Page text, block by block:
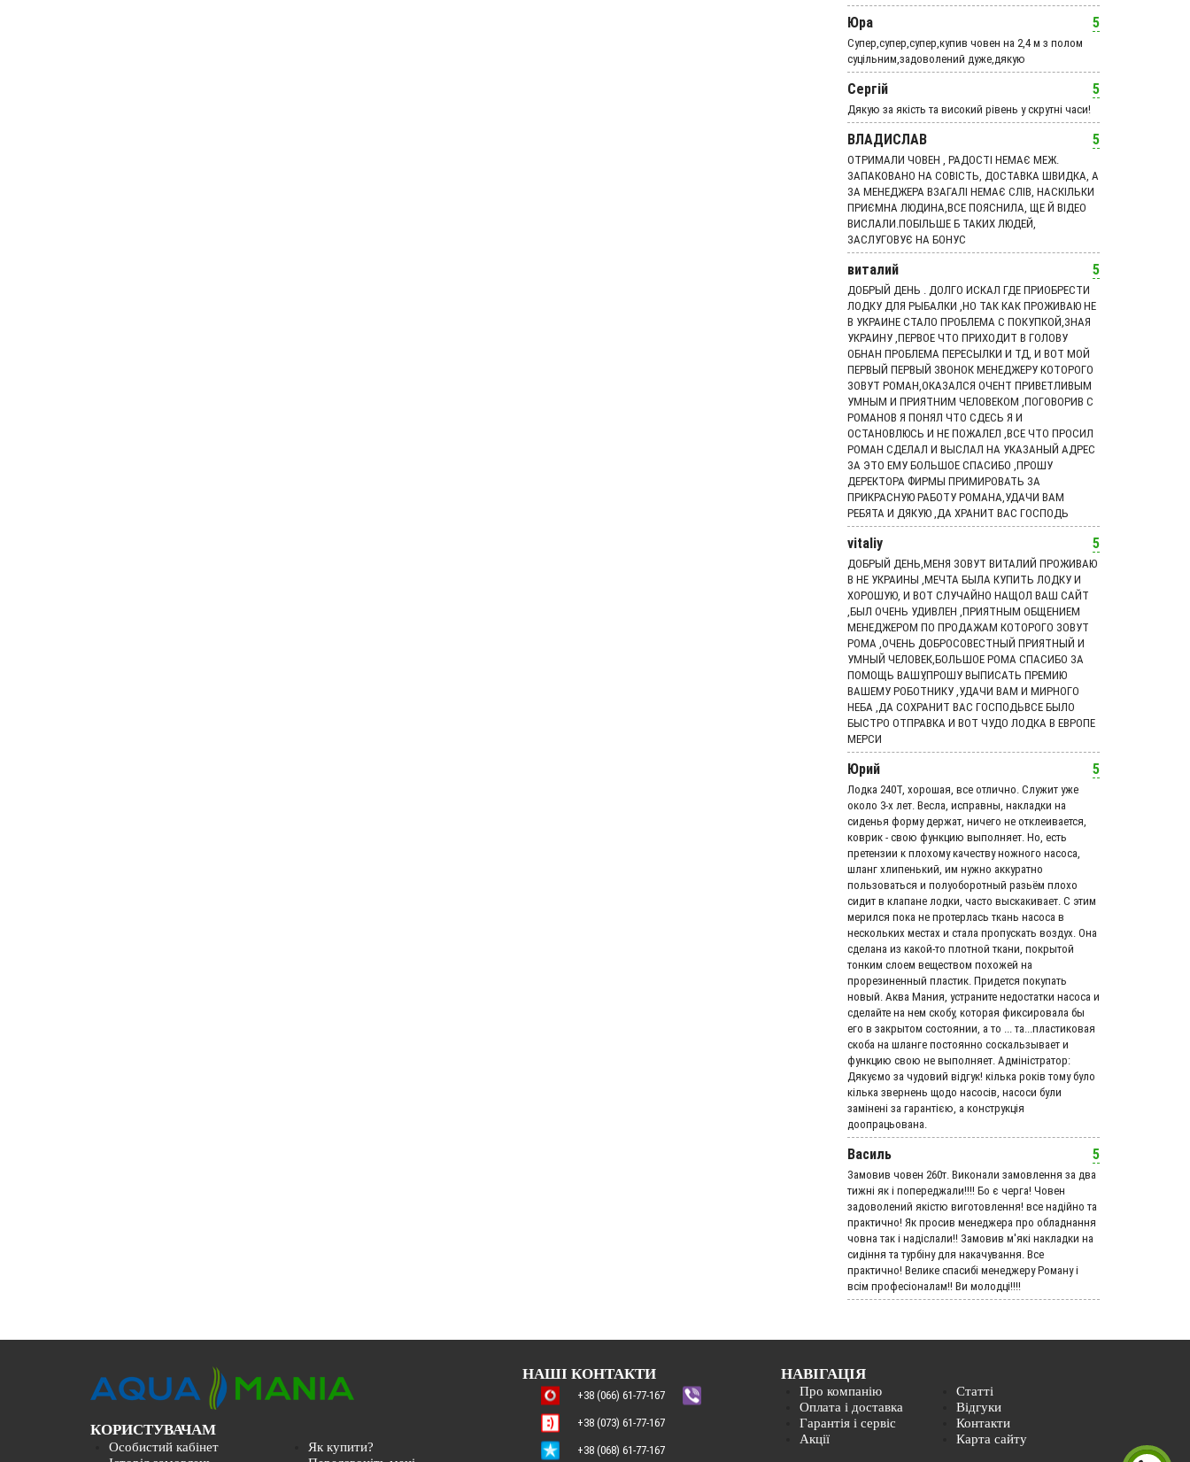
Юра 5
Супер,супер,супер,купив човен на 2,4 м з полом
суцільним,задоволений дуже,дякую
Сергій 5
Дякую за якість та високий рівень у скрутні часи!
ВЛАДИСЛАВ 5
ОТРИМАЛИ ЧОВЕН , РАДОСТІ НЕМАЄ МЕЖ.
ЗАПАКОВАНО НА СОВІСТЬ, ДОСТАВКА ШВИДКА, А
ЗА МЕНЕДЖЕРА ВЗАГАЛІ НЕМАЄ СЛІВ, НАСКІЛЬКИ
ПРИЄМНА ЛЮДИНА,ВСЕ ПОЯСНИЛА, ЩЕ Й ВІДЕО
ВИСЛАЛИ.ПОБІЛЬШЕ Б ТАКИХ ЛЮДЕЙ,
ЗАСЛУГОВУЄ НА БОНУС
виталий 5
ДОБРЫЙ ДЕНЬ . ДОЛГО ИСКАЛ ГДЕ ПРИОБРЕСТИ
ЛОДКУ ДЛЯ РЫБАЛКИ ,НО ТАК КАК ПРОЖИВАЮ НЕ
В УКРАИНЕ СТАЛО ПРОБЛЕМА С ПОКУПКОЙ,ЗНАЯ
УКРАИНУ ,ПЕРВОЕ ЧТО ПРИХОДИТ В ГОЛОВУ
ОБНАН ПРОБЛЕМА ПЕРЕСЫЛКИ И ТД, И ВОТ МОЙ
ПЕРВЫЙ ПЕРВЫЙ ЗВОНОК МЕНЕДЖЕРУ КОТОРОГО
ЗОВУТ РОМАН,ОКАЗАЛСЯ ОЧЕНТ ПРИВЕТЛИВЫМ
УМНЫМ И ПРИЯТНИМ ЧЕЛОВЕКОМ ,ПОГОВОРИВ С
РОМАНОВ Я ПОНЯЛ ЧТО СДЕСЬ Я И
ОСТАНОВЛЮСЬ И НЕ ПОЖАЛЕЛ ,ВСЕ ЧТО ПРОСИЛ
РОМАН СДЕЛАЛ И ВЫСЛАЛ НА УКАЗАНЫЙ АДРЕС
ЗА ЭТО ЕМУ БОЛЬШОЕ СПАСИБО ,ПРОШУ
ДЕРЕКТОРА ФИРМЫ ПРИМИРОВАТЬ ЗА
ПРИКРАСНУЮ РАБОТУ РОМАНА,УДАЧИ ВАМ
РЕБЯТА И ДЯКУЮ ,ДА ХРАНИТ ВАС ГОСПОДЬ
vitaliy 5
ДОБРЫЙ ДЕНЬ,МЕНЯ ЗОВУТ ВИТАЛИЙ ПРОЖИВАЮ
В НЕ УКРАИНЫ ,МЕЧТА БЫЛА КУПИТЬ ЛОДКУ И
ХОРОШУЮ, И ВОТ СЛУЧАЙНО НАЩОЛ ВАШ САЙТ
,БЫЛ ОЧЕНЬ УДИВЛЕН ,ПРИЯТНЫМ ОБЩЕНИЕМ
МЕНЕДЖЕРОМ ПО ПРОДАЖАМ КОТОРОГО ЗОВУТ
РОМА ,ОЧЕНЬ ДОБРОСОВЕСТНЫЙ ПРИЯТНЫЙ И
УМНЫЙ ЧЕЛОВЕК,БОЛЬШОЕ РОМА СПАСИБО ЗА
ПОМОЩЬ ВАШУ,ПРОШУ ВЫПИСАТЬ ПРЕМИЮ
ВАШЕМУ РОБОТНИКУ ,УДАЧИ ВАМ И МИРНОГО
НЕБА ,ДА СОХРАНИТ ВАС ГОСПОДЬВСЕ БЫЛО
БЫСТРО ОТПРАВКА И ВОТ ЧУДО ЛОДКА В ЕВРОПЕ
МЕРСИ
Юрий 5
Лодка 240Т, хорошая, все отлично. Служит уже
около 3-х лет. Весла, исправны, накладки на
сиденья форму держат, ничего не отклеивается,
коврик - свою функцию выполняет. Но, есть
претензии к плохому качеству ножного насоса,
шланг хлипенький, им нужно аккуратно
пользоваться и полуоборотный разьём плохо
сидит в клапане лодки, часто выскакивает. С этим
мерился пока не протерлась ткань насоса в
нескольких местах и стала пропускать воздух. Она
сделана из какой-то плотной ткани, покрытой
тонким слоем веществом похожей на
прорезиненный пластик. Придется покупать
новый. Аква Мания, устраните недостатки насоса и
сделайте на нем скобу, которая фиксировала бы
его в закрытом состоянии, а то ... та...пластиковая
скоба на шланге постоянно соскальзывает и
функцию свою не выполняет. Адмiнiстратор:
Дякуємо за чудовий вiдгук! кілька років тому було
кілька звернень щодо насосів, насоси були
замінені за гарантією, а конструкція
доопрацьована.
Василь 5
Замовив човен 260т. Виконали замовлення за два
тижні як і попереджали!!!! Бо є черга! Човен
задоволений якістю виготовлення! все надійно та
практично! Як просив менеджера про обладнання
човна так і надіслали!! Замовив м'які накладки на
сидіння та турбіну для накачування. Все
практично! Велике спасибі менеджеру Роману і
всім професіоналам!! Ви молодці!!!!
КОРИСТУВАЧАМ
Особистий кабінет
Як купити?
НАШІ КОНТАКТИ
+38 (066) 61-77-167
+38 (073) 61-77-167
+38 (068) 61-77-167
НАВІГАЦІЯ
Про компанію
Оплата і доставка
Гарантія і сервіс
Акції
Статті
Відгуки
Контакти
Карта сайту